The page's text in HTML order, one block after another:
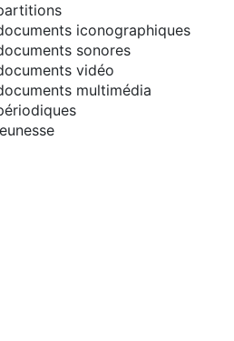
iconographiques
sonores
vidéo
multimédia